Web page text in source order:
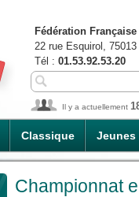
Classique Jeunes
Fédération
22 rue Esquirol,
Tél : 01.53.92.53.20
Il y a actuellement
Championnat